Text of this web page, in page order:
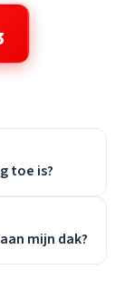
toe is?
mijn dak?